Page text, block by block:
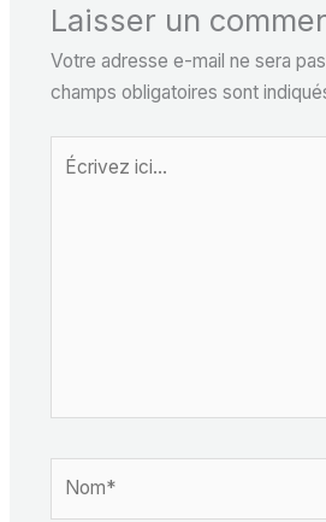
Laisser un
Votre adresse e-mail ne sera
champs obligatoires sont
Écrivez